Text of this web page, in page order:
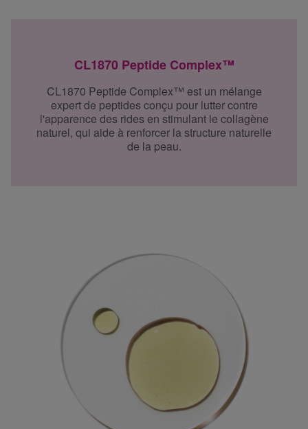
CL1870 Peptide Complex™
CL1870 Peptide Complex™ est un mélange
expert de peptides conçu pour lutter contre
l'apparence des rides en stimulant le collagène
naturel, qui aide à renforcer la structure naturelle
de la peau.